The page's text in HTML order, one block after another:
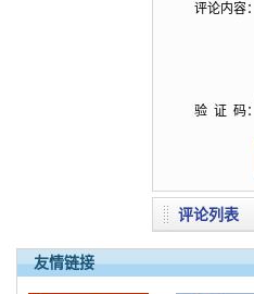
评论内容：
验 证 码：
评论列表
友情链接